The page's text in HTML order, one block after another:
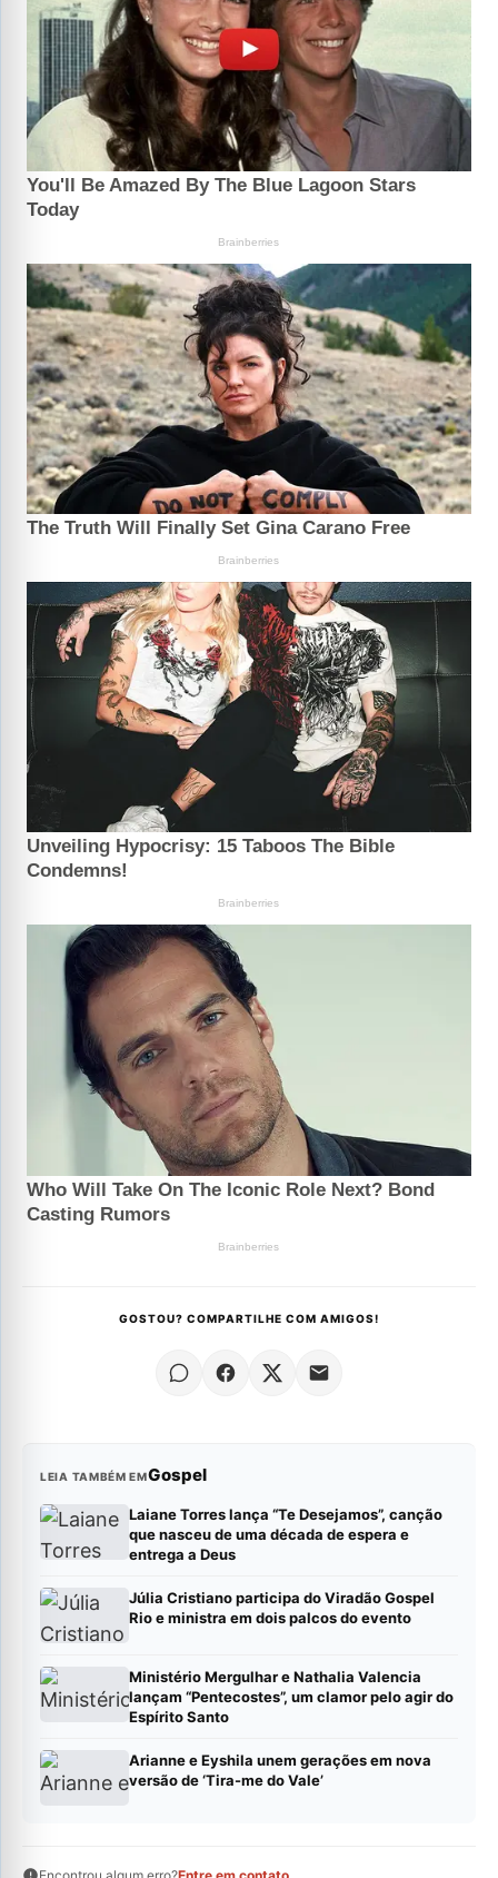
GOSTOU? COMPARTILHE COM AMIGOS!
LEIA TAMBÉM EMGospel
Laiane Torres lança “Te Desejamos”, canção
que nasceu de uma década de espera e
entrega a Deus
Júlia Cristiano participa do Viradão Gospel
Rio e ministra em dois palcos do evento
Ministério Mergulhar e Nathalia Valencia
lançam “Pentecostes”, um clamor pelo agir do
Espírito Santo
Arianne e Eyshila unem gerações em nova
versão de ‘Tira-me do Vale’